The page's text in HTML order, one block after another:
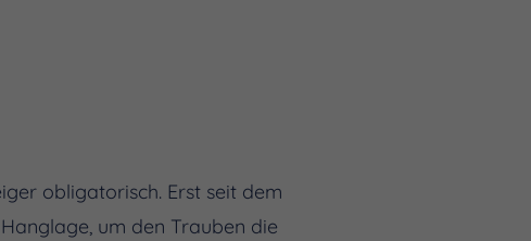
obligatorisch. Erst seit dem
um den Trauben die